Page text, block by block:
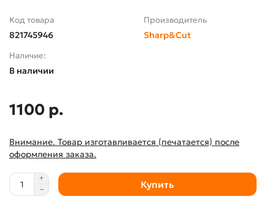
Код товара
821745946
Производитель
Sharp&Cut
Наличие:
В наличии
1100 р.
Внимание. Товар изготавливается (печатается) после
оформления заказа.
Купить